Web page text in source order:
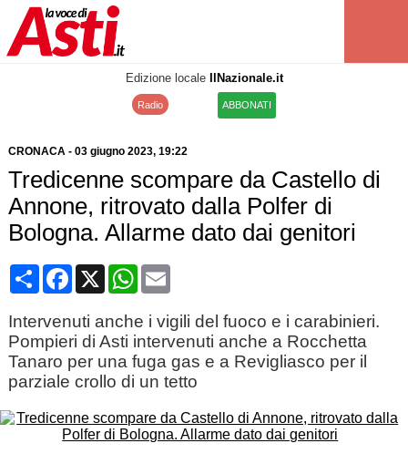
Edizione locale IlNazionale.it
Radio ABBONATI
CRONACA- 03 giugno 2023, 19:22
Tredicenne scompare da Castello di
Annone, ritrovato dalla Polfer di
Bologna. Allarme dato dai genitori
CondividiFacebook
X WhatsApp
Email
Intervenuti anche i vigili del fuoco e i carabinieri.
Pompieri di Asti intervenuti anche a Rocchetta
Tanaro per una fuga gas e a Revigliasco per il
parziale crollo di un tetto